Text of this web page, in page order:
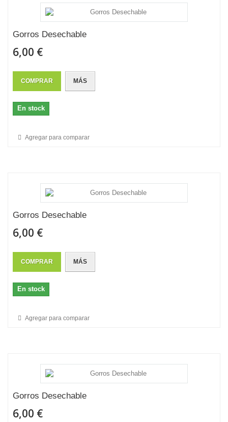
Gorros Desechable
6,00 €
COMPRAR MÁS
En stock
Agregar para comparar
Gorros Desechable
6,00 €
COMPRAR MÁS
En stock
Agregar para comparar
Gorros Desechable
6,00 €